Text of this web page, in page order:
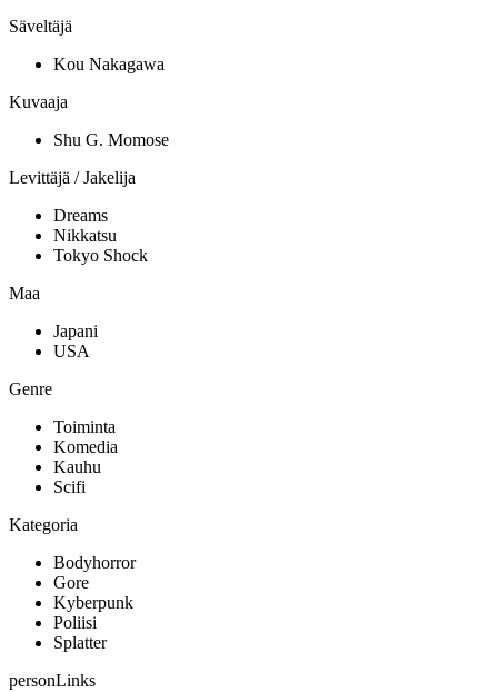
Säveltäjä
Kou Nakagawa
Kuvaaja
Shu G. Momose
Levittäjä / Jakelija
Dreams
Nikkatsu
Tokyo Shock
Maa
Japani
USA
Genre
Toiminta
Komedia
Kauhu
Scifi
Kategoria
Bodyhorror
Gore
Kyberpunk
Poliisi
Splatter
personLinks